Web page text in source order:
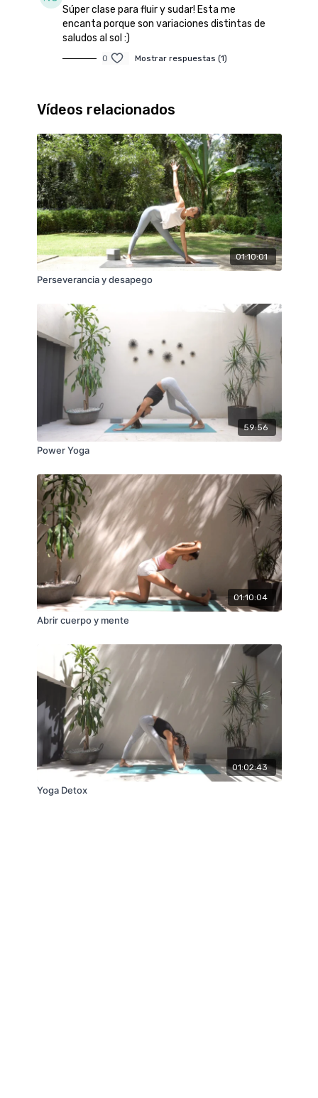
Súper clase para fluir y sudar! Esta me
encanta porque son variaciones distintas de
saludos al sol :)
0 Mostrar respuestas (1)
Vídeos relacionados
01:10:01
Perseverancia y desapego
59:56
Power Yoga
01:10:04
Abrir cuerpo y mente
01:02:43
Yoga Detox